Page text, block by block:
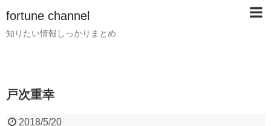
fortune channel
知りたい情報しっかりまとめ
戸次重幸
2018/5/20